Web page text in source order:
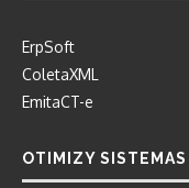
ErpSoft
ColetaXML
EmitaCT-e
OTIMIZY